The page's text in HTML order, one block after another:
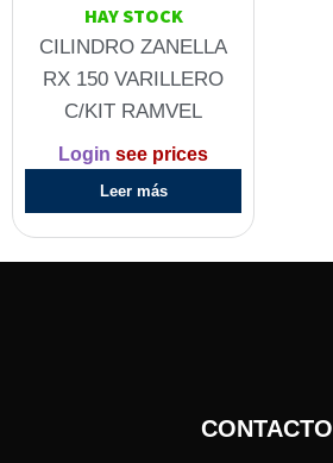
HAY STOCK
CILINDRO ZANELLA
RX 150 VARILLERO
C/KIT RAMVEL
Login see prices
Leer más
CONTACTO